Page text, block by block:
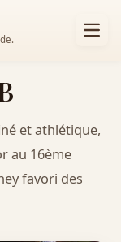
et athlétique,
au 16ème
favori des